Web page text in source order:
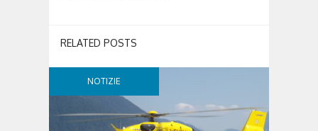
RELATED POSTS
NOTIZIE